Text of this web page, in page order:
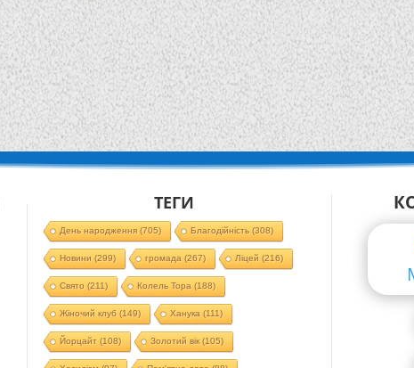
ТЕГИ
День народження(705) Благодійність (308)
Новини (299) громада (267) Ліцей (216)
Свято (211) Колель Тора (188)
Жіночий клуб (149) Ханука (111)
Йорцайт (108) Золотий вік(105)